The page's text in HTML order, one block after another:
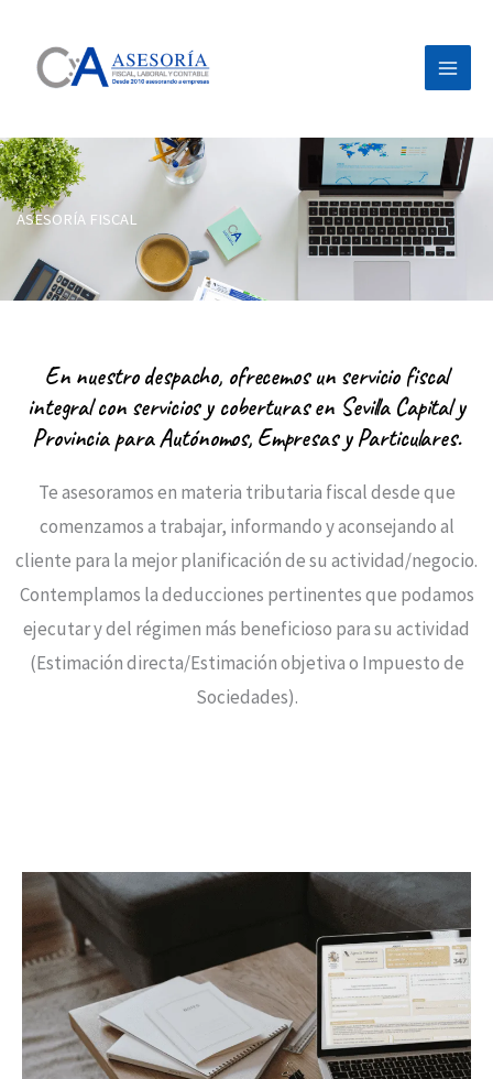
contenido
ASESORÍA FISCAL
En nuestro despacho, ofrecemos un servicio fiscal
integral con servicios y coberturas en Sevilla Capital y
Provincia para Autónomos, Empresas y Particulares.
Te asesoramos en materia tributaria fiscal desde que
comenzamos a trabajar, informando y aconsejando al
cliente para la mejor planificación de su actividad/negocio.
Contemplamos la deducciones pertinentes que podamos
ejecutar y del régimen más beneficioso para su actividad
(Estimación directa/Estimación objetiva o Impuesto de
Sociedades).